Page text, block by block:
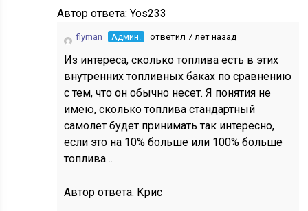
Автор ответа:Yos233
flyman Админ. ответил 7 лет назад
Из интереса, сколько топлива есть в этих
внутренних топливных баках по сравнению
с тем, что он обычно несет. Я понятия не
имею, сколько топлива стандартный
самолет будет принимать так интересно,
если это на 10% больше или 100% больше
топлива…
Автор ответа: Крис